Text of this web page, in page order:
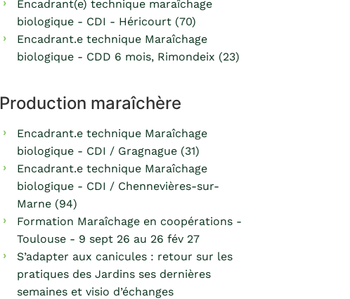
Encadrant(e) technique maraîchage
biologique - CDI - Héricourt (70)
Encadrant.e technique Maraîchage
biologique - CDD 6 mois, Rimondeix (23)
Production maraîchère
Encadrant.e technique Maraîchage
biologique - CDI / Gragnague (31)
Encadrant.e technique Maraîchage
biologique - CDI / Chennevières-sur-
Marne (94)
Formation Maraîchage en coopérations -
Toulouse - 9 sept 26 au 26 fév 27
S’adapter aux canicules : retour sur les
pratiques des Jardins ses dernières
semaines et visio d’échanges